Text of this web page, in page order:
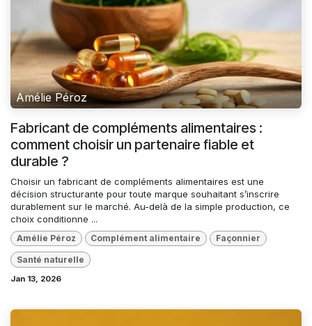
Amélie Péroz
Fabricant de compléments alimentaires :
comment choisir un partenaire fiable et
durable ?
Choisir un fabricant de compléments alimentaires est une
décision structurante pour toute marque souhaitant s’inscrire
durablement sur le marché. Au-delà de la simple production, ce
choix conditionne ...
Amélie Péroz Complément alimentaire Façonnier
Santé naturelle
Jan 13, 2026